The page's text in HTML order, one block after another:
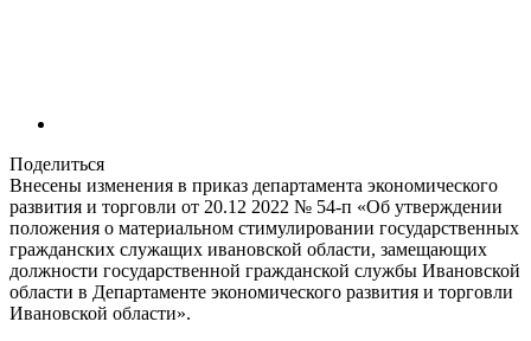
Поделиться
Внесены изменения в приказ департамента экономического
развития и торговли от 20.12 2022 № 54-п «Об утверждении
положения о материальном стимулировании государственных
гражданских служащих ивановской области, замещающих
должности государственной гражданской службы Ивановской
области в Департаменте экономического развития и торговли
Ивановской области».